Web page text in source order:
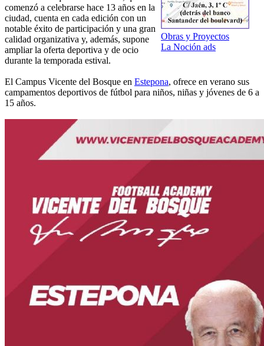
Obras y Proyectos
La Noción ads
comenzó a celebrarse hace 13 años en la
ciudad, cuenta en cada edición con un
notable éxito de participación y una gran
calidad organizativa y, además, supone
ampliar la oferta deportiva y de ocio
durante la temporada estival.
El Campus Vicente del Bosque en Estepona, ofrece en verano sus
campamentos deportivos de fútbol para niños, niñas y jóvenes de 6 a
15 años.